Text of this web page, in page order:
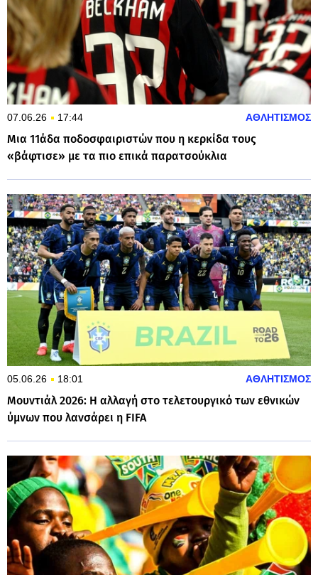
07.06.26 17:44 ΑΘΛΗΤΙΣΜΟΣ
Μια 11άδα ποδοσφαιριστών που η κερκίδα τους
«βάφτισε» με τα πιο επικά παρατσούκλια
05.06.26 18:01 ΑΘΛΗΤΙΣΜΟΣ
Μουντιάλ 2026: Η αλλαγή στο τελετουργικό των εθνικών
ύμνων που λανσάρει η FIFA